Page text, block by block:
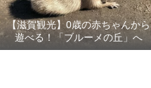
【滋賀観光】0歳の赤ちゃんから
遊べる！「ブルーメの丘」へ